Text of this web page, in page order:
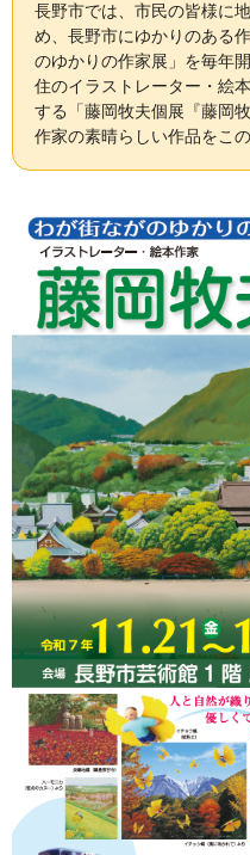
長野市では、市民の皆様に
め、長野市にゆかりのある
のゆかりの作家展」を毎年
住のイラストレーター・絵
する「藤岡牧夫個展『藤岡
作家の素晴らしい作品をこ